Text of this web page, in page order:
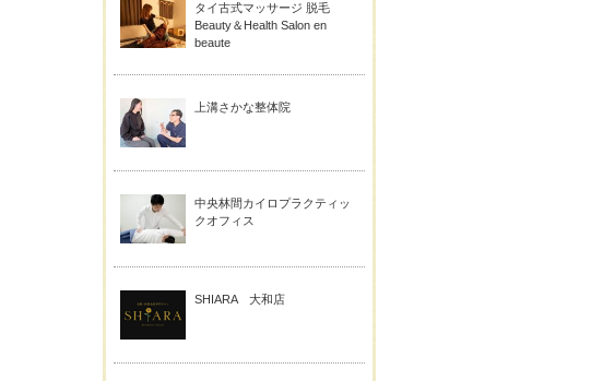
タイ古式マッサージ 脱毛
Beauty＆Health Salon en
beaute
上溝さかな整体院
中央林間カイロプラクティッ
クオフィス
SHIARA 大和店